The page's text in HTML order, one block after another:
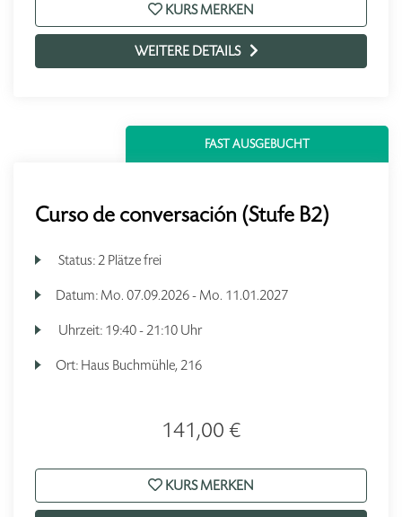
KURS MERKEN
WEITERE DETAILS
FAST AUSGEBUCHT
Curso de conversación (Stufe B2)
Status:2 Plätze frei
Datum: Mo. 07.09.2026 - Mo. 11.01.2027
Uhrzeit: 19:40 - 21:10 Uhr
Ort: Haus Buchmühle, 216
141,00 €
KURS MERKEN